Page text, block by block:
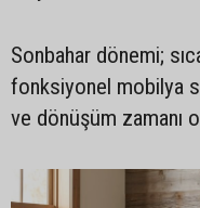
Sonbahar dönemi;
fonksiyonel mobilya
ve dönüşüm zamanı